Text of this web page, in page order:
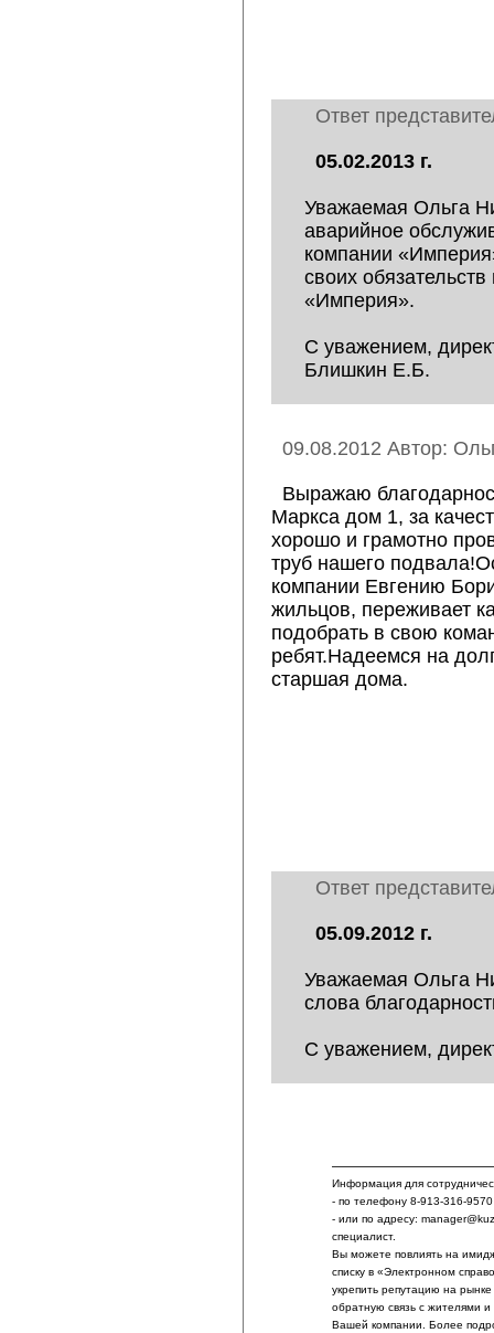
Ответ
05.02.2013 г.
Уважаемая Ольга
аварийное
компании
своих
«Империя».
С уважением,
Блишкин Е.Б.
09.08.2012 Автор:
Выражаю
Маркса дом 1, за
хорошо и грамотно
труб нашего
компании Евгению
жильцов, переживает
подобрать в свою
ребят.Надеемся на
старшая дома.
Ответ
05.09.2012 г.
Уважаемая Ольга
слова
С уважением,
Информация для
- по телефону 8-913-316-9570
- или по адресу:
специалист.
Вы можете повлиять на
списку в «Электронном
укрепить репутацию на
обратную связь с жителями и
Вашей компании. Более